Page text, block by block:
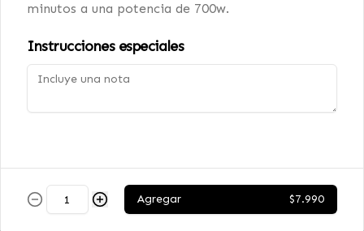
$3.990
ERDINGER DUNKEL NEGRA
5.3˚
ERDINGER WEISSBIER
minutos a una potencia de 700w.
Instrucciones especiales
Agregar $7.990